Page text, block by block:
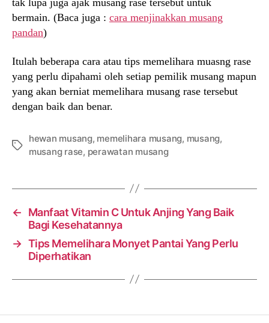
tak lupa juga ajak musang rase tersebut untuk
bermain. (Baca juga : cara menjinakkan musang
pandan)
Itulah beberapa cara atau tips memelihara muasng rase
yang perlu dipahami oleh setiap pemilik musang mapun
yang akan berniat memelihara musang rase tersebut
dengan baik dan benar.
Tags
hewan musang, memelihara musang, musang,
musang rase, perawatan musang
←
Manfaat Vitamin C Untuk Anjing Yang Baik
Bagi Kesehatannya
→ Tips Memelihara Monyet Pantai Yang Perlu
Diperhatikan